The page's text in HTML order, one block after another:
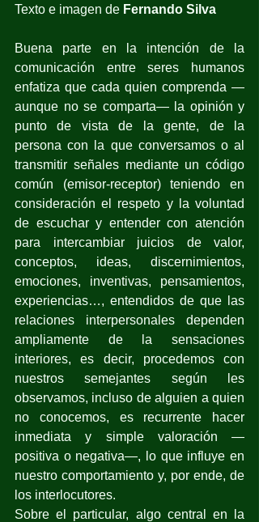
Texto e imagen de Fernando Silva
Buena parte en la intención de la
comunicación entre seres humanos
enfatiza que cada quien comprenda —
aunque no se comparta— la opinión y
punto de vista de la gente, de la
persona con la que conversamos o al
transmitir señales mediante un código
común (emisor-receptor) teniendo en
consideración el respeto y la voluntad
de escuchar y entender con atención
para intercambiar juicios de valor,
conceptos, ideas, discernimientos,
emociones, inventivas, pensamientos,
experiencias…, entendidos de que las
relaciones interpersonales dependen
ampliamente de la sensaciones
interiores, es decir, procedemos con
nuestros semejantes según les
observamos, incluso de alguien a quien
no conocemos, es recurrente hacer
inmediata y simple valoración —
positiva o negativa—, lo que influye en
nuestro comportamiento y, por ende, de
los interlocutores.
Sobre el particular, algo central en la